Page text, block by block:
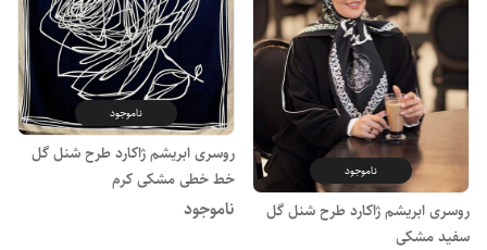
ناموجود
روسری ابریشم ژاکارد طرح شنل گل
سفید مشکی
ناموجود
روسری ابریشم ژاکارد طرح شنل گل
خط خطی مشکی کرم
ناموجود